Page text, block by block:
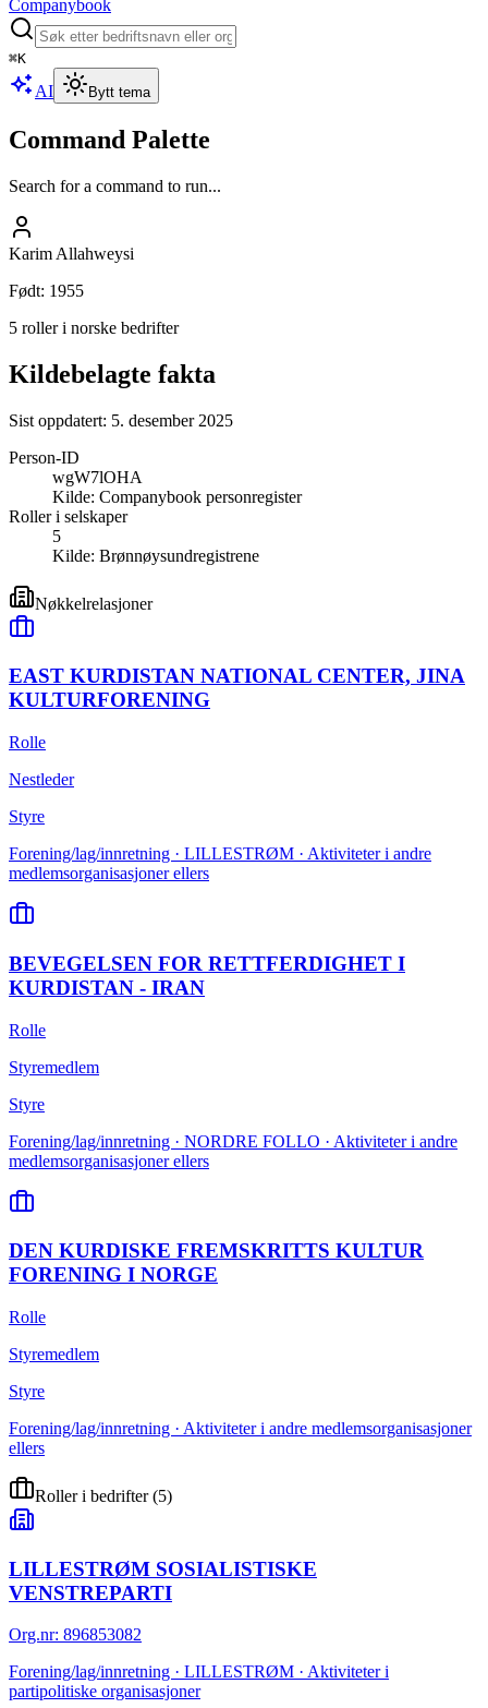
Companybook
⌘K
AI Bytt tema
Command Palette
Search for a command to run...
Karim Allahweysi
Født: 1955
5 roller i norske bedrifter
Kildebelagte fakta
Sist oppdatert: 5. desember 2025
Person-ID
wgW7lOHA
Kilde: Companybook personregister
Roller i selskaper
5
Kilde: Brønnøysundregistrene
Nøkkelrelasjoner
EAST KURDISTAN NATIONAL CENTER, JINA
KULTURFORENING
Rolle
Nestleder
Styre
Forening/lag/innretning · LILLESTRØM · Aktiviteter i andre
medlemsorganisasjoner ellers
BEVEGELSEN FOR RETTFERDIGHET I
KURDISTAN - IRAN
Rolle
Styremedlem
Styre
Forening/lag/innretning · NORDRE FOLLO · Aktiviteter i andre
medlemsorganisasjoner ellers
DEN KURDISKE FREMSKRITTS KULTUR
FORENING I NORGE
Rolle
Styremedlem
Styre
Forening/lag/innretning · Aktiviteter i andre medlemsorganisasjoner
ellers
Roller i bedrifter(5)
LILLESTRØM SOSIALISTISKE
VENSTREPARTI
Org.nr: 896853082
Forening/lag/innretning · LILLESTRØM · Aktiviteter i
partipolitiske organisasjoner